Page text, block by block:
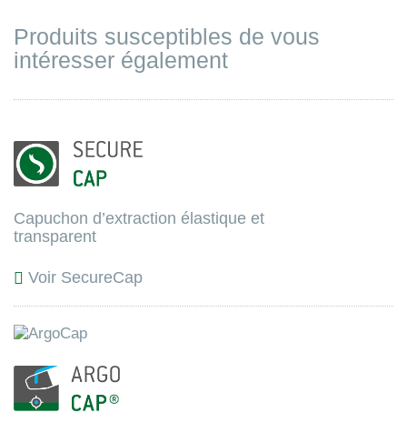
Produits susceptibles de vous
intéresser également
Capuchon d’extraction élastique et
transparent
Voir SecureCap